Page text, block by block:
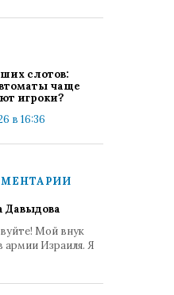
слотов:
чаще
игроки?
в 16:36
Давыдова
Мой внук
армии Израиля. Я